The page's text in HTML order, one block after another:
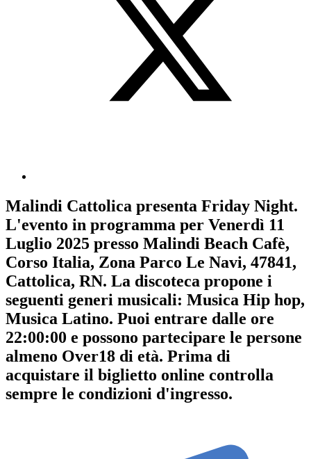
Malindi Cattolica presenta Friday Night.
L'evento in programma per Venerdì 11
Luglio 2025 presso Malindi Beach Cafè,
Corso Italia, Zona Parco Le Navi, 47841,
Cattolica, RN. La discoteca propone i
seguenti generi musicali: Musica Hip hop,
Musica Latino. Puoi entrare dalle ore
22:00:00 e possono partecipare le persone
almeno Over18 di età. Prima di
acquistare il biglietto online controlla
sempre le condizioni d'ingresso.